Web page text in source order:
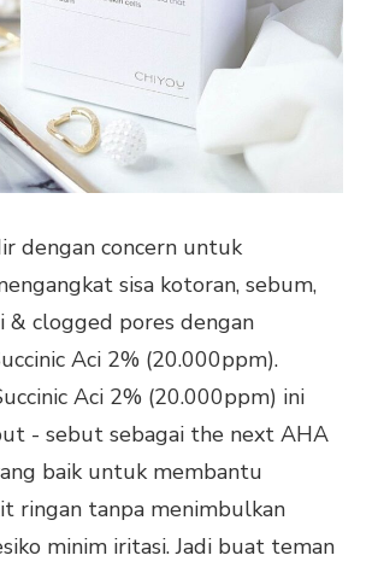
dengan concern untuk
sisa kotoran, sebum,
clogged pores dengan
Aci 2% (20.000ppm).
Aci 2% (20.000ppm) ini
- sebut sebagai the next AHA
baik untuk membantu
ringan tanpa menimbulkan
minim iritasi. Jadi buat teman